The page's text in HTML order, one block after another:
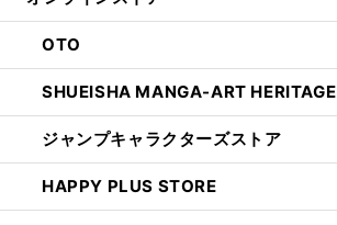
OTO
SHUEISHA MANGA-ART HERITAGE
ジャンプキャラクターズストア
HAPPY PLUS STORE